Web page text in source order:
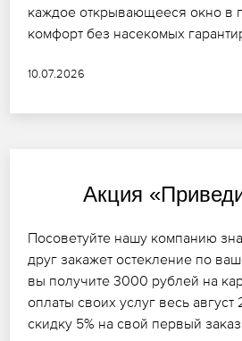
каждое открывающееся окно в
комфорт без насекомых
10.07.2026
Акция
Посоветуйте нашу компанию
друг закажет остекление по
вы получите 3000 рублей на
оплаты своих услуг весь
скидку 5% на свой первый заказ.